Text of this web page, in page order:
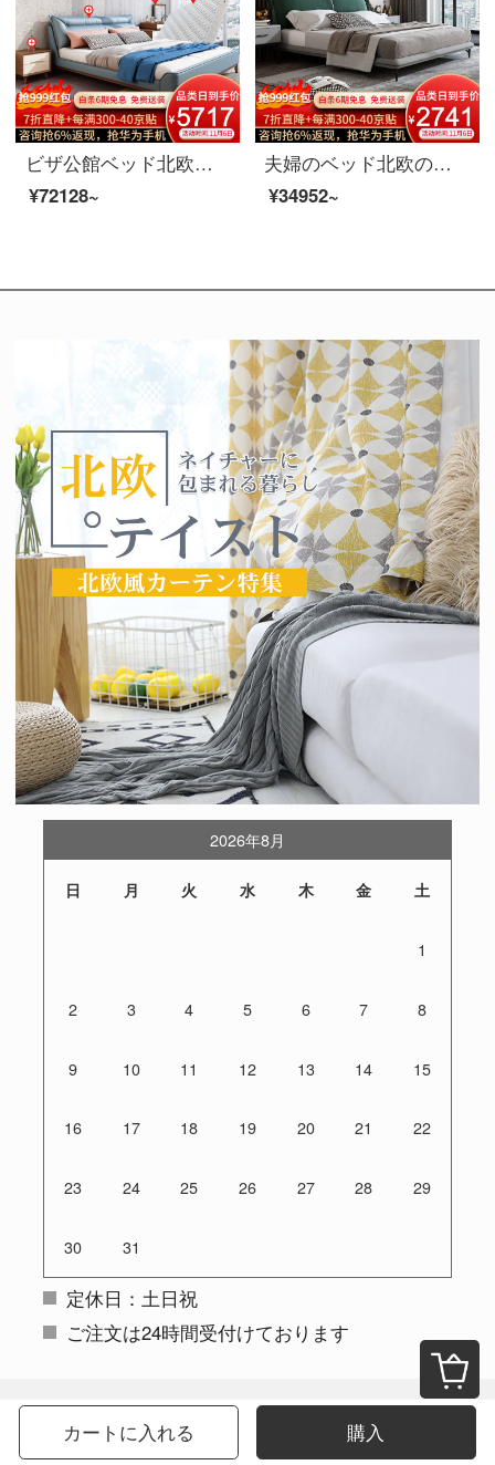
ビザ公館ベッド北欧実木ベッド真皮ダブルベッド1.8メートルベッドルーム結婚式ベッド逸品家具ベッド+マットレス+マットレス*1+化粧台+化粧台1800*2000
¥72128~
夫婦のベッド北欧の軽奢な布芸のダブルベッド1.8メートルのイタリア式のきわめて簡単な寝室は木のベッドの逸品の家具のベッドを分解して洗うことができます+3 E椰子の棕櫚のマットレス1800*2000
¥34952~
カートに入れる 購入
2026年8月
日 月 火 水 木 金 土
1
2 3 4 5 6 7 8
9 10 11 12 13 14 15
16 17 18 19 20 21 22
23 24 25 26 27 28 29
30 31
定休日：土日祝
ご注文は24時間受付けております